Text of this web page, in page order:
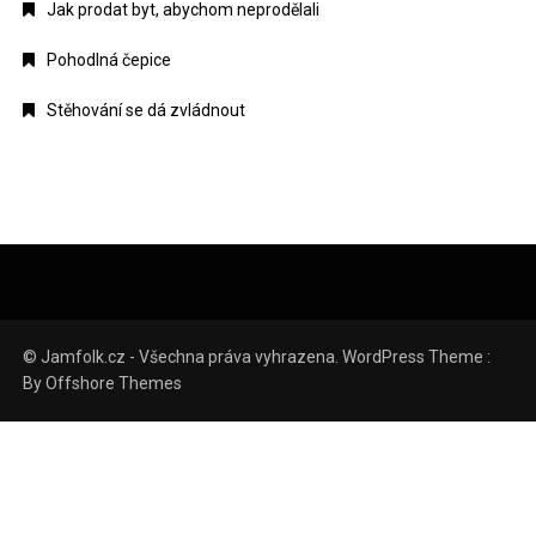
Jak prodat byt, abychom neprodělali
Pohodlná čepice
Stěhování se dá zvládnout
© Jamfolk.cz - Všechna práva vyhrazena. WordPress Theme :
ByOffshore Themes